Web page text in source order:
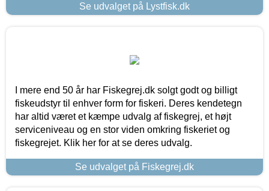
Se udvalget på Lystfisk.dk
I mere end 50 år har Fiskegrej.dk solgt godt og billigt
fiskeudstyr til enhver form for fiskeri. Deres kendetegn
har altid været et kæmpe udvalg af fiskegrej, et højt
serviceniveau og en stor viden omkring fiskeriet og
fiskegrejet. Klik her for at se deres udvalg.
Se udvalget på Fiskegrej.dk